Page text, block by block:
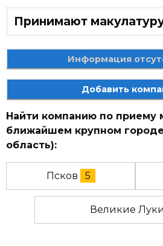
Принимают
Информация
Добавить
Найти компанию по приему
ближайшем крупном
область):
Псков 5
Великие Луки